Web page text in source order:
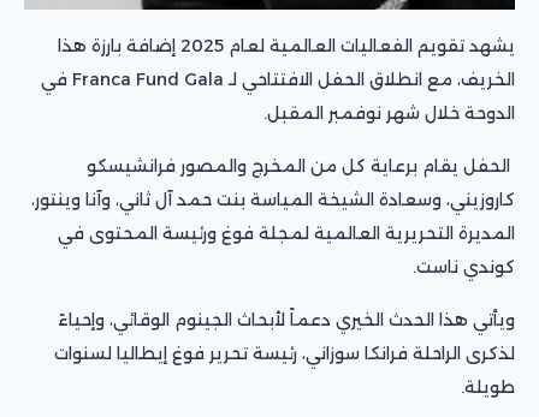
يشهد تقويم الفعاليات العالمية لعام 2025 إضافة بارزة هذا
الخريف، مع انطلاق الحفل الافتتاحي لـ Franca Fund Gala في
الدوحة خلال شهر نوفمبر المقبل.
الحفل يقام برعاية كل من المخرج والمصور فرانشيسكو
كاروزيني، وسعادة الشيخة المياسة بنت حمد آل ثاني، وآنا وينتور،
المديرة التحريرية العالمية لمجلة فوغ ورئيسة المحتوى في
كوندي ناست.
ويأتي هذا الحدث الخيري دعماً لأبحاث الجينوم الوقائي، وإحياءً
لذكرى الراحلة فرانكا سوزاني، رئيسة تحرير فوغ إيطاليا لسنوات
طويلة.